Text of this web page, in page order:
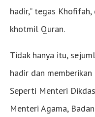
hadir,” tegas
khotmil Quran.
Tidak hanya itu,
hadir dan
Seperti Menteri
Menteri Agama,